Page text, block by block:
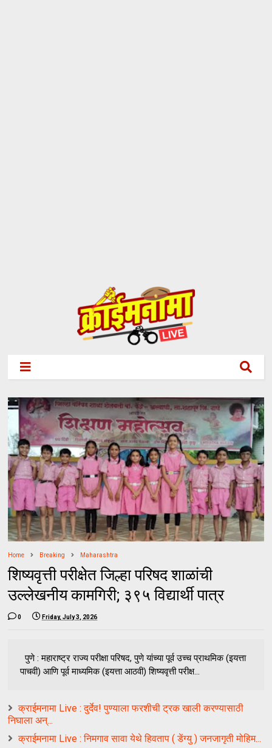
Home Breaking Maharashtra
शिष्यवृत्ती परीक्षेत जिल्हा परिषद शाळांची
उल्लेखनीय कामगिरी; ३९५ विद्यार्थी पात्र
0 Friday, July 3, 2026
पुणे : महाराष्ट्र राज्य परीक्षा परिषद, पुणे यांच्या पूर्व उच्च प्राथमिक (इयत्ता
पाचवी) आणि पूर्व माध्यमिक (इयत्ता आठवी) शिष्यवृत्ती परीक्ष...
क्राईमनामा Live : दुर्देव! पुण्याला फरशीची ट्रक खाली करण्यासाठी
निघाला अन्...
क्राईमनामा Live : निमगाव सावा येथे हिवताप ( डेंग्यु ) जनजागृती मोहिम...